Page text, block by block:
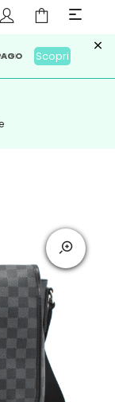
Scopri
E
Iscriviti ×